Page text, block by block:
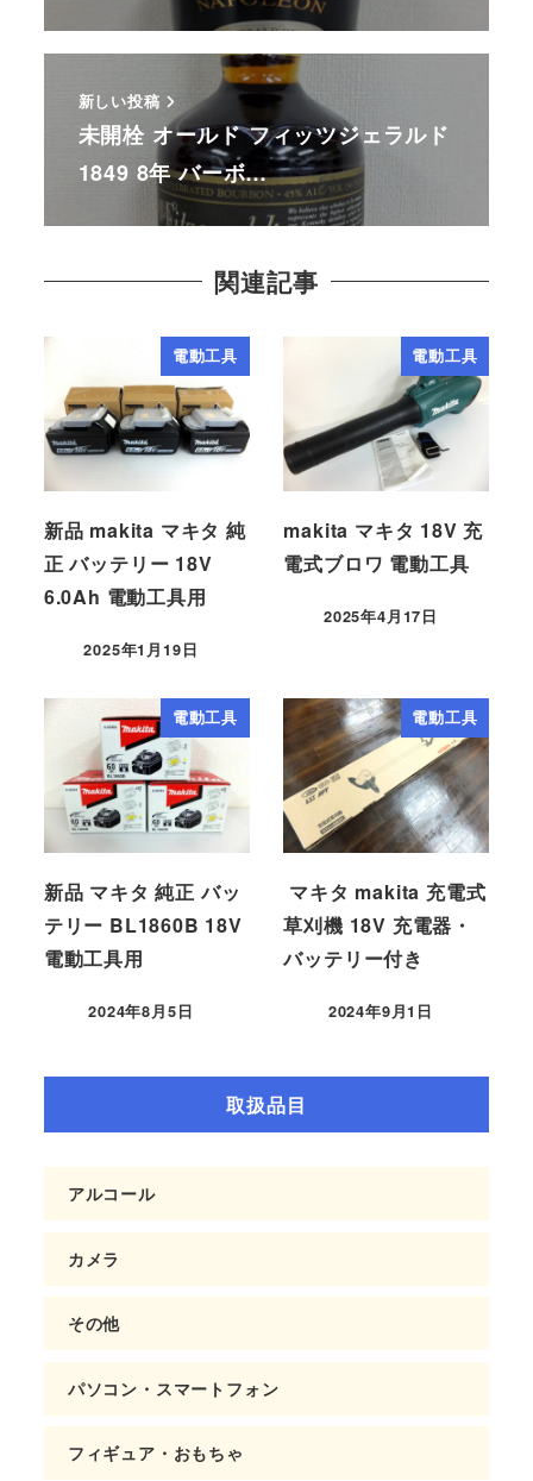
新しい投稿
未開栓 オールド フィッツジェラルド
1849 8年 バーボ…
関連記事
電動工具
新品 makita マキタ 純
正 バッテリー 18V
6.0Ah 電動工具用
2025年1月19日
電動工具
makita マキタ 18V 充
電式ブロワ 電動工具
2025年4月17日
電動工具
新品 マキタ 純正 バッ
テリー BL1860B 18V
電動工具用
2024年8月5日
電動工具
マキタ makita 充電式
草刈機 18V 充電器・
バッテリー付き
2024年9月1日
取扱品目
アルコール
カメラ
その他
パソコン・スマートフォン
フィギュア・おもちゃ